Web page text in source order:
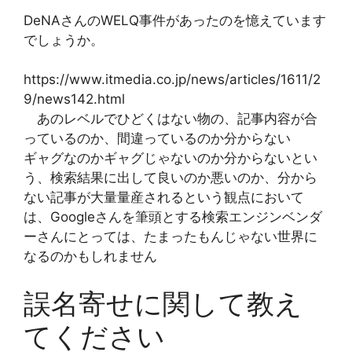
DeNAさんのWELQ事件があったのを憶えています
でしょうか。
https://www.itmedia.co.jp/news/articles/1611/2
9/news142.html
あのレベルでひどくはない物の、記事内容が合
っているのか、間違っているのか分からない
ギャグなのかギャグじゃないのか分からないとい
う、検索結果に出して良いのか悪いのか、分から
ない記事が大量量産されるという観点において
は、Googleさんを筆頭とする検索エンジンベンダ
ーさんにとっては、たまったもんじゃない世界に
なるのかもしれません
誤名寄せに関して教え
てください